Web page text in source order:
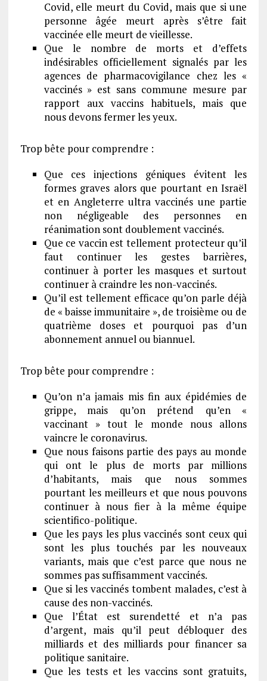
Covid, elle meurt du Covid, mais que si une
personne âgée meurt après s’être fait
vaccinée elle meurt de vieillesse.
Que le nombre de morts et d’effets
indésirables officiellement signalés par les
agences de pharmacovigilance chez les «
vaccinés » est sans commune mesure par
rapport aux vaccins habituels, mais que
nous devons fermer les yeux.
Trop bête pour comprendre :
Que ces injections géniques évitent les
formes graves alors que pourtant en Israël
et en Angleterre ultra vaccinés une partie
non négligeable des personnes en
réanimation sont doublement vaccinés.
Que ce vaccin est tellement protecteur qu’il
faut continuer les gestes barrières,
continuer à porter les masques et surtout
continuer à craindre les non-vaccinés.
Qu’il est tellement efficace qu’on parle déjà
de « baisse immunitaire », de troisième ou de
quatrième doses et pourquoi pas d’un
abonnement annuel ou biannuel.
Trop bête pour comprendre :
Qu’on n’a jamais mis fin aux épidémies de
grippe, mais qu’on prétend qu’en «
vaccinant » tout le monde nous allons
vaincre le coronavirus.
Que nous faisons partie des pays au monde
qui ont le plus de morts par millions
d’habitants, mais que nous sommes
pourtant les meilleurs et que nous pouvons
continuer à nous fier à la même équipe
scientifico-politique.
Que les pays les plus vaccinés sont ceux qui
sont les plus touchés par les nouveaux
variants, mais que c’est parce que nous ne
sommes pas suffisamment vaccinés.
Que si les vaccinés tombent malades, c’est à
cause des non-vaccinés.
Que l’État est surendetté et n’a pas
d’argent, mais qu’il peut débloquer des
milliards et des milliards pour financer sa
politique sanitaire.
Que les tests et les vaccins sont gratuits,